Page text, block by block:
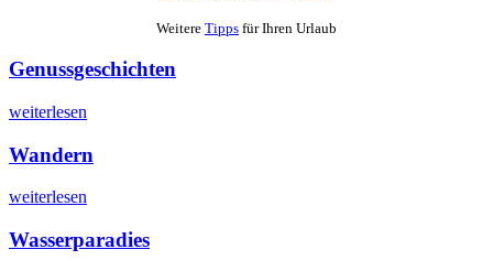
Weitere Tipps für Ihren Urlaub
Genussgeschichten
weiterlesen
Wandern
weiterlesen
Wasserparadies